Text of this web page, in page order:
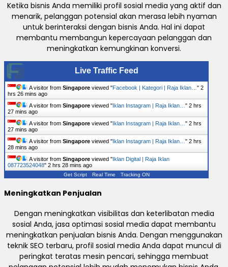
Ketika bisnis Anda memiliki profil sosial media yang aktif dan
menarik, pelanggan potensial akan merasa lebih nyaman
untuk berinteraksi dengan bisnis Anda. Hal ini dapat
membantu membangun kepercayaan pelanggan dan
meningkatkan kemungkinan konversi.
Live Traffic Feed
A visitor from Singapore viewed "Facebook | Kategori | Raja Iklan… " 2
hrs 26 mins ago
A visitor from Singapore viewed " Iklan Instagram | Raja Iklan… " 2 hrs
27 mins ago
A visitor from Singapore viewed " Iklan Instagram | Raja Iklan… " 2 hrs
27 mins ago
A visitor from Singapore viewed " Iklan Instagram | Raja Iklan… " 2 hrs
28 mins ago
A visitor from Singapore viewed " Iklan Digital | Raja Iklan
087723524048" 2 hrs 28 mins ago
Get Script Real Time Tracking ON
Meningkatkan Penjualan
Dengan meningkatkan visibilitas dan keterlibatan media
sosial Anda, jasa optimasi sosial media dapat membantu
meningkatkan penjualan bisnis Anda. Dengan menggunakan
teknik SEO terbaru, profil sosial media Anda dapat muncul di
peringkat teratas mesin pencari, sehingga membuat